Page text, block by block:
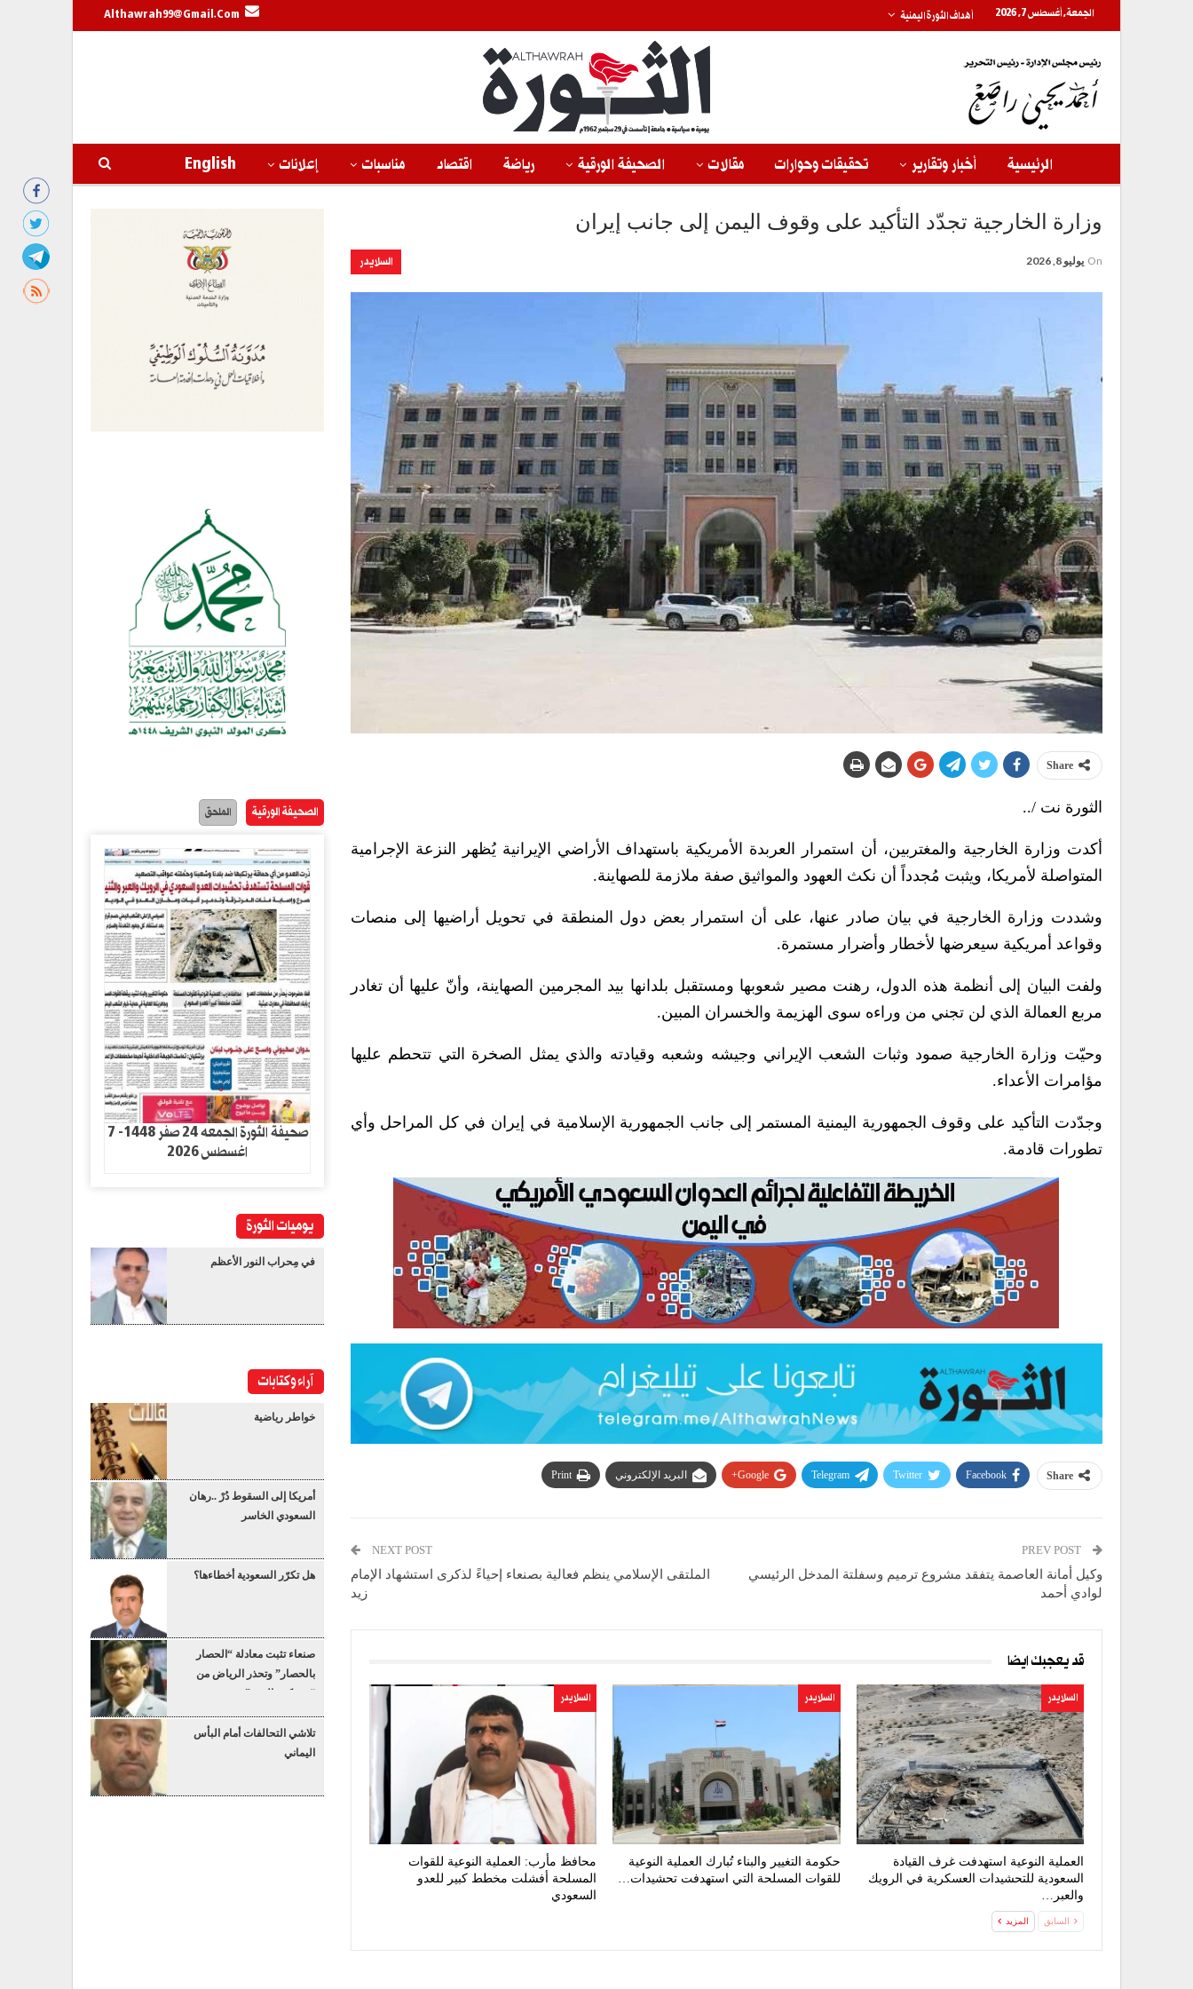
الجمعة, أغسطس 7, 2026 أهداف الثورة اليمنية Althawrah99@gmail.com
الرئيسية أخبار وتقارير تحقيقات وحوارات مقالات الصحيفة الورقية رياضة اقتصاد مناسبات إعلانات English
وزارة الخارجية تجدّد التأكيد على وقوف اليمن إلى جانب إيران
السلايدر On يوليو 8, 2026
Share
الثورة نت /..
أكدت وزارة الخارجية والمغتربين، أن استمرار العربدة الأمريكية باستهداف الأراضي الإيرانية يُظهر النزعة الإجرامية
المتواصلة لأمريكا، ويثبت مُجدداً أن نكث العهود والمواثيق صفة ملازمة للصهاينة.
وشددت وزارة الخارجية في بيان صادر عنها، على أن استمرار بعض دول المنطقة في تحويل أراضيها إلى منصات
وقواعد أمريكية سيعرضها لأخطار وأضرار مستمرة.
ولفت البيان إلى أنظمة هذه الدول، رهنت مصير شعوبها ومستقبل بلدانها بيد المجرمين الصهاينة، وأنّ عليها أن تغادر
مربع العمالة الذي لن تجني من وراءه سوى الهزيمة والخسران المبين.
وحيّت وزارة الخارجية صمود وثبات الشعب الإيراني وجيشه وشعبه وقيادته والذي يمثل الصخرة التي تتحطم عليها
مؤامرات الأعداء.
وجدّدت التأكيد على وقوف الجمهورية اليمنية المستمر إلى جانب الجمهورية الإسلامية في إيران في كل المراحل وأي
تطورات قادمة.
Share
Facebook
Twitter
Telegram
Google+ البريد الإلكتروني Print
وكيل أمانة العاصمة يتفقد مشروع ترميم وسفلتة المدخل الرئيسي
لوادي أحمد
NEXT POST
الملتقى الإسلامي ينظم فعالية بصنعاء إحياءً لذكرى استشهاد الإمام
زيد
قد يعجبك ايضا
السلايدر
العملية النوعية استهدفت غرف القيادة
السعودية للتحشيدات العسكرية في الرويك
والعبر…
السلايدر
حكومة التغيير والبناء تُبارك العملية النوعية
للقوات المسلحة التي استهدفت تحشيدات…
السلايدر
محافظ مأرب: العملية النوعية للقوات
المسلحة أفشلت مخطط كبير للعدو
السعودي
السابق المزيد
الصحيفة الورقية الملحق
صحيفة الثورة الجمعه 24 صفر 1448- 7
اغسطس 2026
يوميات الثورة
في مِحراب النور الأعظم
آراء وكتابات
خواطر رياضية
أمريكا إلى السقوط دُرْ ..رهان
السعودي الخاسر
هل تكرّر السعودية أخطاءها؟
صنعاء تثبت معادلة “الحصار
بالحصار” وتحذر الرياض من
“عسكرة البحر”
تلاشي التحالفات أمام البأس
اليماني